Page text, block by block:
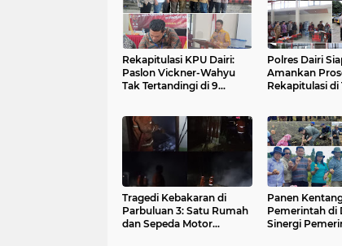
Rekapitulasi KPU Dairi:
Paslon Vickner-Wahyu
Tak Tertandingi di 9
Polres Dairi
Amankan
Rekapitulasi di
Tragedi Kebakaran di
Parbuluan 3: Satu Rumah
dan Sepeda Motor
Panen
Pemerintah di
Sinergi